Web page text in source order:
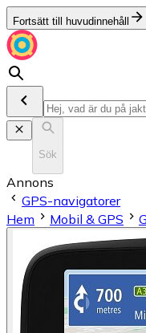
Fortsätt till huvudinnehåll
Sök
Annons
GPS-navigatorer
Hem
Mobil & GPS